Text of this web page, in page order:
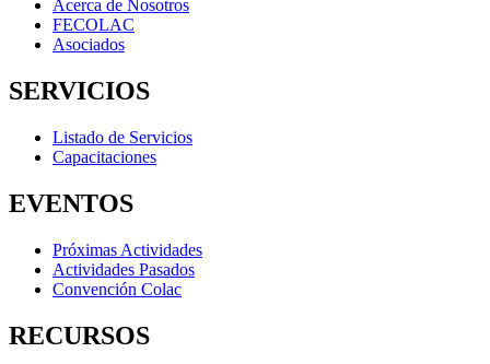
Acerca de Nosotros
FECOLAC
Asociados
SERVICIOS
Listado de Servicios
Capacitaciones
EVENTOS
Próximas Actividades
Actividades Pasados
Convención Colac
RECURSOS